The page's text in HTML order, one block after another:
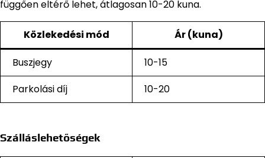
függően eltérő lehet, átlagosan 10-20 kuna.
Közlekedési mód Ár (kuna)
Buszjegy
10-15
Parkolási díj
10-20
Szálláslehetőségek